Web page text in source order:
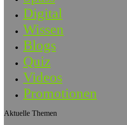
Digital
Wissen
Blogs
Quiz
Videos
Promotionen
Aktuelle Themen